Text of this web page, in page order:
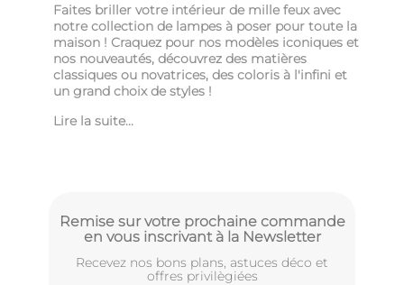
Faites briller votre intérieur de mille feux avec
notre collection de lampes à poser pour toute la
maison ! Craquez pour nos modèles iconiques et
nos nouveautés, découvrez des matières
classiques ou novatrices, des coloris à l'infini et
un grand choix de styles !
Lire la suite...
Remise sur votre prochaine commande
en vous inscrivant à la Newsletter
Recevez nos bons plans, astuces déco et
offres privilègiées